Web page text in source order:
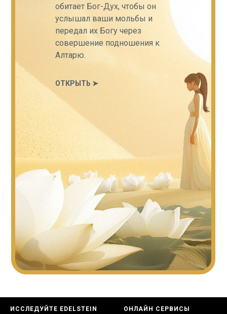
ОТКРЫТЬ ➤
обитает Бог-Дух, чтобы он
услышал ваши мольбы и
передал их Богу через
совершение подношения к
Алтарю.
ИССЛЕДУЙТЕ EDELSTEIN ОНЛАЙН СЕРВИСЫ